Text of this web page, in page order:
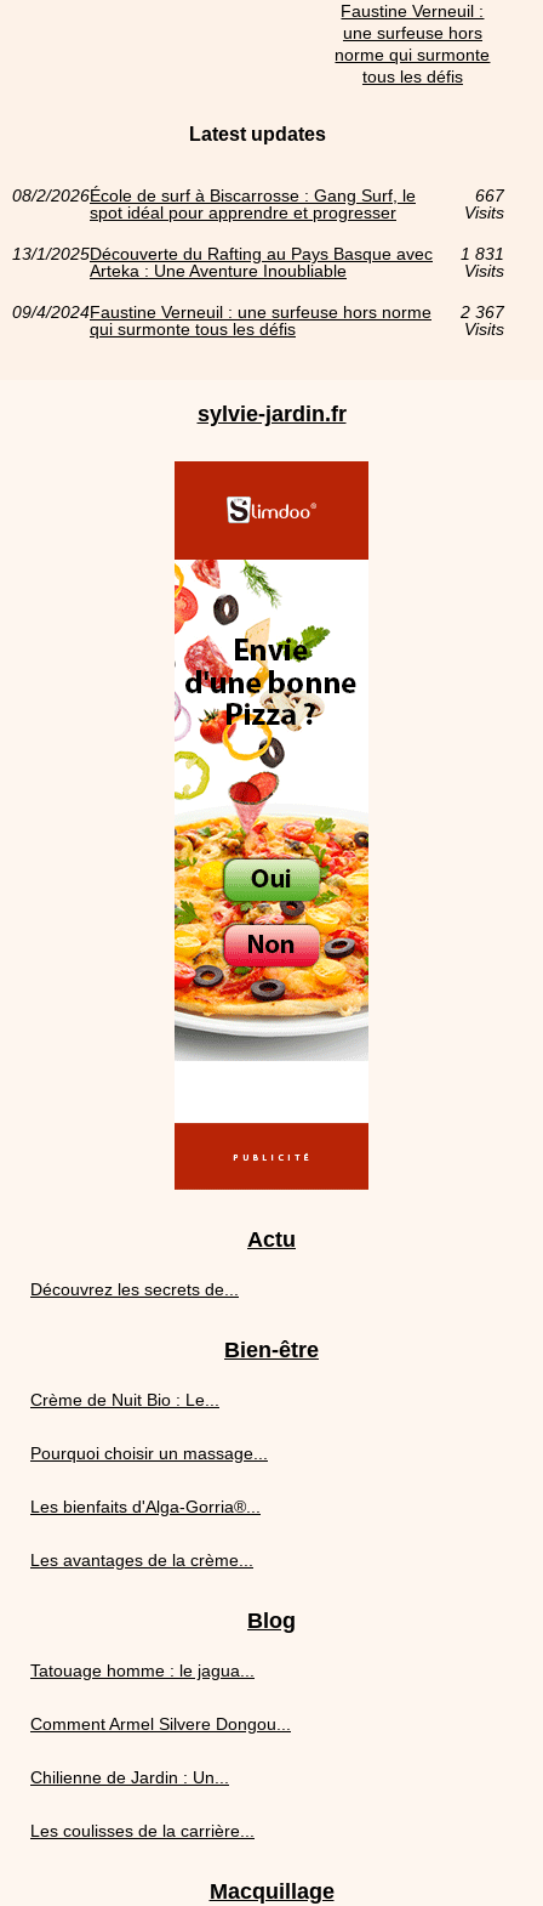
Faustine Verneuil :
une surfeuse hors
norme qui surmonte
tous les défis
Latest updates
08/2/2026École de surf à Biscarrosse : Gang Surf, le
spot idéal pour apprendre et progresser
667
Visits
13/1/2025Découverte du Rafting au Pays Basque avec
Arteka : Une Aventure Inoubliable
1 831
Visits
09/4/2024Faustine Verneuil : une surfeuse hors norme
qui surmonte tous les défis
2 367
Visits
sylvie-jardin.fr
Actu
Découvrez les secrets de...
Bien-être
Crème de Nuit Bio : Le...
Pourquoi choisir un massage...
Les bienfaits d'Alga-Gorria®...
Les avantages de la crème...
Blog
Tatouage homme : le jagua...
Comment Armel Silvere Dongou...
Chilienne de Jardin : Un...
Les coulisses de la carrière...
Macquillage